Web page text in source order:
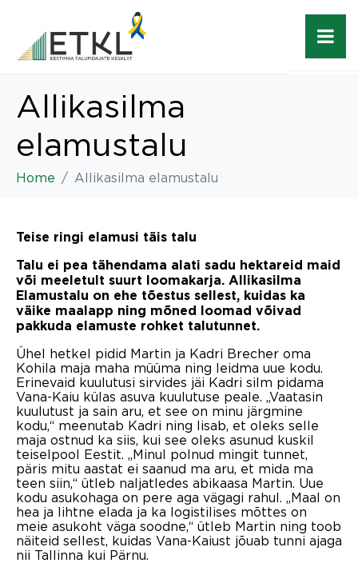
Allikasilma
elamustalu
Home Allikasilma elamustalu
Teise ringi elamusi täis talu
Talu ei pea tähendama alati sadu hektareid maid
või meeletult suurt loomakarja. Allikasilma
Elamustalu on ehe tõestus sellest, kuidas ka
väike maalapp ning mõned loomad võivad
pakkuda elamuste rohket talutunnet.
Ühel hetkel pidid Martin ja Kadri Brecher oma
Kohila maja maha müüma ning leidma uue kodu.
Erinevaid kuulutusi sirvides jäi Kadri silm pidama
Vana-Kaiu külas asuva kuulutuse peale. „Vaatasin
kuulutust ja sain aru, et see on minu järgmine
kodu,“ meenutab Kadri ning lisab, et oleks selle
maja ostnud ka siis, kui see oleks asunud kuskil
teiselpool Eestit. „Minul polnud mingit tunnet,
päris mitu aastat ei saanud ma aru, et mida ma
teen siin,“ ütleb naljatledes abikaasa Martin. Uue
kodu asukohaga on pere aga vägagi rahul. „Maal on
hea ja lihtne elada ja ka logistilises mõttes on
meie asukoht väga soodne,“ ütleb Martin ning toob
näiteid sellest, kuidas Vana-Kaiust jõuab tunni ajaga
nii Tallinna kui Pärnu.